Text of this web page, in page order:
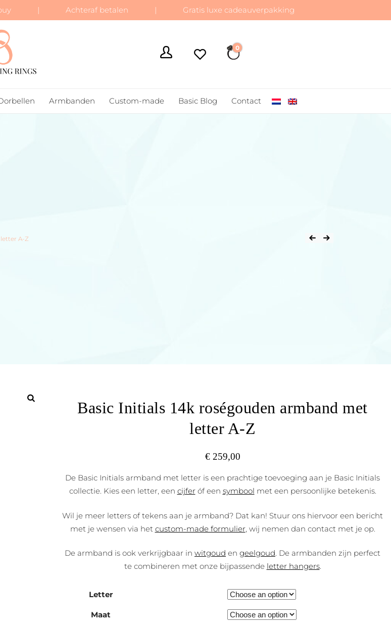
buy | Achteraf betalen | Gratis luxe cadeauverpakking
€ 0,00
0
Armbanden Custom-made Basic Blog Contact
A-Z
Basic Initials 14k roségouden armband met
letter A-Z
€259,00
De Basic Initials armband met letter is een prachtige toevoeging aan je Basic Initials
collectie. Kies een letter, een cijferóf een symbool met een persoonlijke betekenis.
Wil je meer letters of tekens aan je armband? Dat kan! Stuur ons hiervoor een bericht
met je wensen via het custom-made formulier, wij nemen dan contact met je op.
De armband is ook verkrijgbaar in witgoud en geelgoud. De armbanden zijn perfect
te combineren met onze bijpassende letter hangers.
Letter
Maat